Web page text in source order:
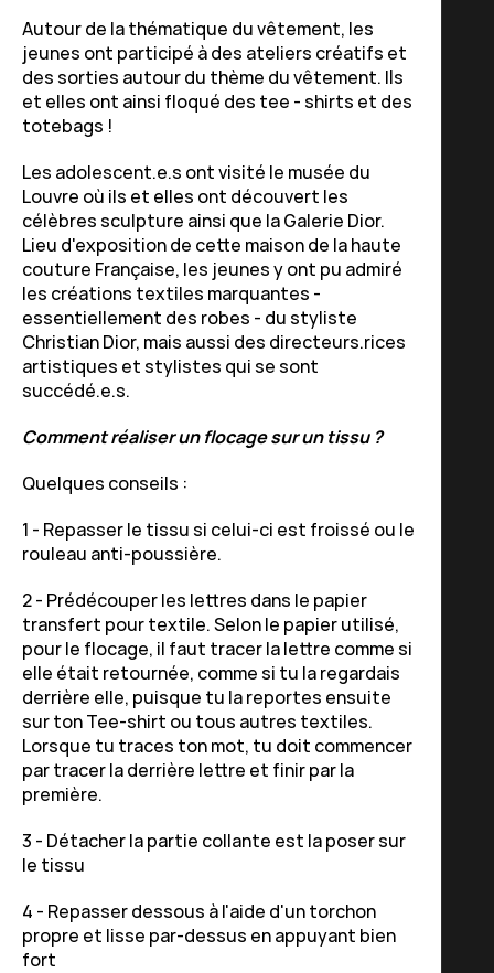
Autour de la thématique du vêtement, les
jeunes ont participé à des ateliers créatifs et
des sorties autour du thème du vêtement. Ils
et elles ont ainsi floqué des tee - shirts et des
totebags !
Les adolescent.e.s ont visité le musée du
Louvre où ils et elles ont découvert les
célèbres sculpture ainsi que la Galerie Dior.
Lieu d'exposition de cette maison de la haute
couture Française, les jeunes y ont pu admiré
les créations textiles marquantes -
essentiellement des robes - du styliste
Christian Dior, mais aussi des directeurs.rices
artistiques et stylistes qui se sont
succédé.e.s.
Comment réaliser un flocage sur un tissu ?
Quelques conseils :
1 - Repasser le tissu si celui-ci est froissé ou le
rouleau anti-poussière.
2 - Prédécouper les lettres dans le papier
transfert pour textile. Selon le papier utilisé,
pour le flocage, il faut tracer la lettre comme si
elle était retournée, comme si tu la regardais
derrière elle, puisque tu la reportes ensuite
sur ton Tee-shirt ou tous autres textiles.
Lorsque tu traces ton mot, tu doit commencer
par tracer la derrière lettre et finir par la
première.
3 - Détacher la partie collante est la poser sur
le tissu
4 - Repasser dessous à l'aide d'un torchon
propre et lisse par-dessus en appuyant bien
fort